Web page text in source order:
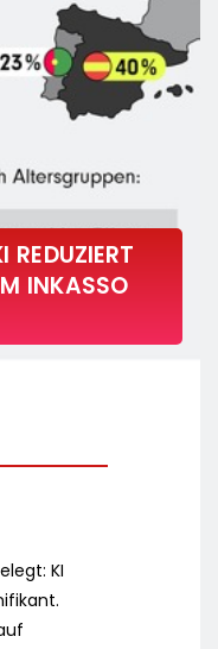
REDUZIERT
INKASSO
KI